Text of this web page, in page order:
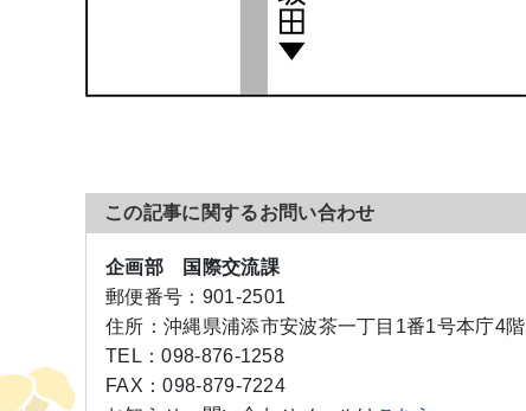
この記事に関するお問い合わせ
企画部 国際交流課
郵便番号： 901-2501
住所： 沖縄県浦添市安波茶一丁目1番1号本庁4階
TEL：098-876-1258
FAX：098-879-7224